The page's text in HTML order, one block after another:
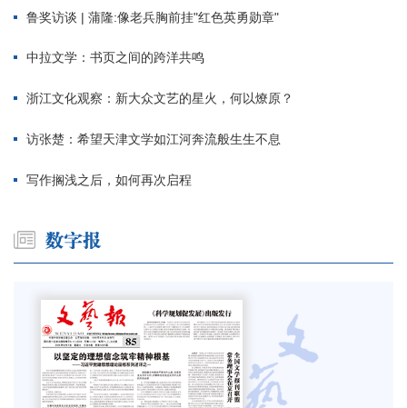
鲁奖访谈 | 蒲隆:像老兵胸前挂"红色英勇勋章"
中拉文学：书页之间的跨洋共鸣
浙江文化观察：新大众文艺的星火，何以燎原？
访张楚：希望天津文学如江河奔流般生生不息
写作搁浅之后，如何再次启程